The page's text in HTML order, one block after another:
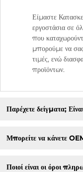
Είμαστε
εργοστάσια σε
που
μπορούμε να
τιμές, ενώ
προϊόντων.
Παρέχετε δείγματα;
Μπορείτε να κάνετε
Ποιοί είναι οι όροι